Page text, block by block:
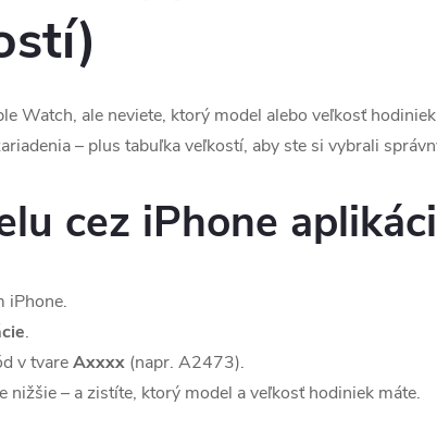
Watch, ale neviete, ktorý model alebo veľkosť
– plus tabuľka veľkostí, aby ste si vybrali
cez iPhone
iPhone.
.
v tvareAxxxx (napr. A2473).
nižšie – a zistíte, ktorý model a veľkosť hodiniek máte.